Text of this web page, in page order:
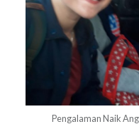
Pengalaman Naik